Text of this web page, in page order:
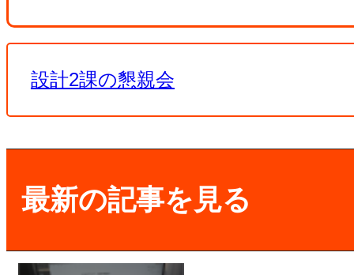
設計2課の懇親会
最新の記事を見る